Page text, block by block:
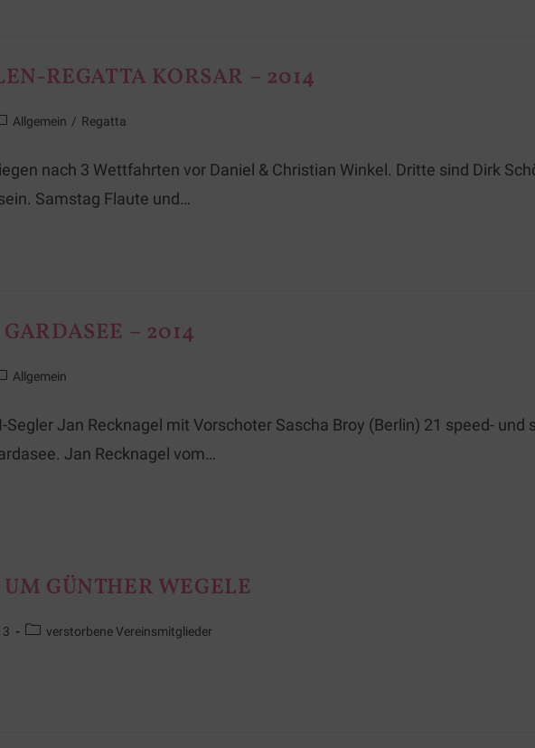
REGATTA KORSAR – 2014
Allgemein / Regatta
nach 3 Wettfahrten vor Daniel & Christian Winkel. Dritte sind Dirk
Samstag Flaute und…
– 2014
Allgemein
Segler Jan Recknagel mit Vorschoter Sascha Broy (Berlin) 21 speed-
Jan Recknagel vom…
GÜNTHER WEGELE
verstorbene Vereinsmitglieder